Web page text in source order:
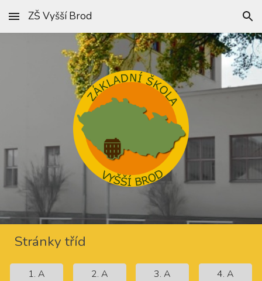
Skip to main content Skip to navigation
ZŠ Vyšší Brod
Stránky tříd
1. A 2. A 3. A 4. A